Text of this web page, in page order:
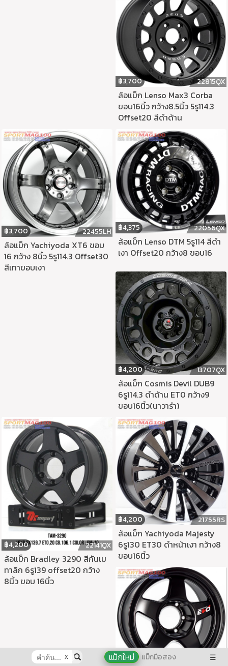
฿3,700 22815QX
ล้อแม็ก Lenso Max3 Corba
ขอบ16นิ้ว กว้าง8.5นิ้ว 5รู114.3
Offset20 สีดำด้าน
฿3,700 22455LH
ล้อแม็ก Yachiyoda XT6 ขอบ
16 กว้าง 8นิ้ว 5รู114.3 Offset30
สีเทาขอบเงา
฿4,375 22056QX
ล้อแม็ก Lenso DTM 5รู114 สีดำ
เงา Offset20 กว้าง8 ขอบ16
฿4,200 13707QX
ล้อแม็ก Cosmis Devil DUB9
6รู114.3 ดำด้าน ET0 กว้าง9
ขอบ16นิ้ว(นาวาร่า)
฿4,200 22141QX
ล้อแม็ก Bradley 3290 สีกันเม
ทาลิก 6รู139 offset20 กว้าง
8นิ้ว ขอบ 16นิ้ว
฿4,200 21755RS
ล้อแม็ก Yachiyoda Majesty
6รู130 ET30 ดำหน้าเงา กว้าง8
ขอบ16นิ้ว
X แม็กใหม่ แม็กมือสอง ☰